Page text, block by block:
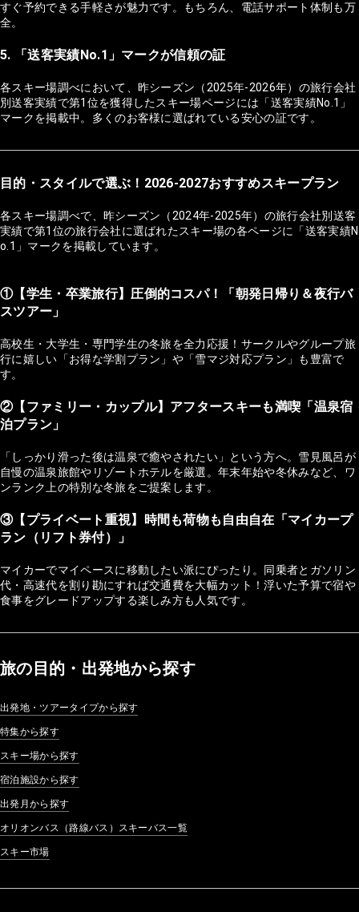
すぐ予約できる手軽さが魅力です。もちろん、電話サポート体制も万
全。
5. 「送客実績No.1」マークが信頼の証
各スキー場調べにおいて、昨シーズン（2025年-2026年）の旅行会社
別送客実績で第1位を獲得したスキー場ページには「送客実績No.1」
マークを掲載中。多くのお客様に選ばれている安心の証です。
目的・スタイルで選ぶ！2026-2027おすすめスキープラン
各スキー場調べで、昨シーズン（2024年-2025年）の旅行会社別送客
実績で第1位の旅行会社に選ばれたスキー場の各ページに「送客実績N
o.1」マークを掲載しています。
①【学生・卒業旅行】圧倒的コスパ！「朝発日帰り＆夜行バ
スツアー」
高校生・大学生・専門学生の冬旅を全力応援！サークルやグループ旅
行に嬉しい「お得な学割プラン」や「雪マジ対応プラン」も豊富で
す。
②【ファミリー・カップル】アフタースキーも満喫「温泉宿
泊プラン」
「しっかり滑った後は温泉で癒やされたい」という方へ。雪見風呂が
自慢の温泉旅館やリゾートホテルを厳選。年末年始や冬休みなど、ワ
ンランク上の特別な冬旅をご提案します。
③【プライベート重視】時間も荷物も自由自在「マイカープ
ラン（リフト券付）」
マイカーでマイペースに移動したい派にぴったり。同乗者とガソリン
代・高速代を割り勘にすれば交通費を大幅カット！浮いた予算で宿や
食事をグレードアップする楽しみ方も人気です。
旅の目的・出発地から探す
出発地・ツアータイプから探す
特集から探す
スキー場から探す
宿泊施設から探す
出発月から探す
オリオンバス（路線バス）スキーバス一覧
スキー市場